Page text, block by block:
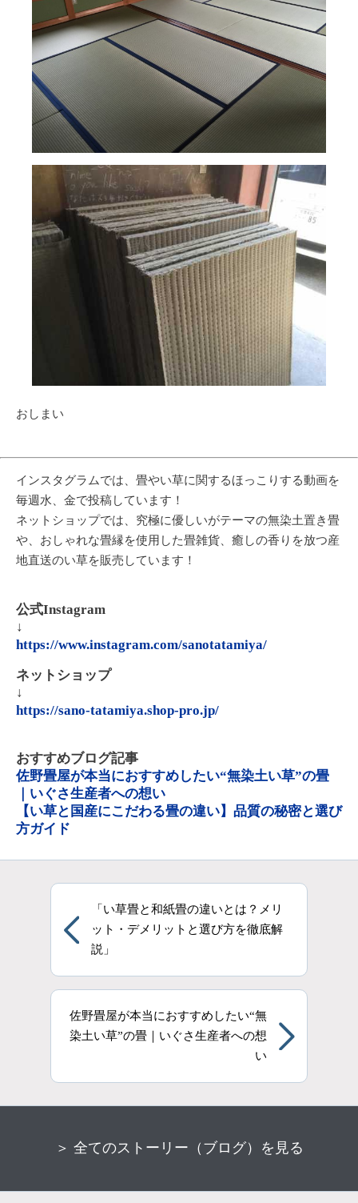
おしまい
インスタグラムでは、畳やい草に関するほっこりする動画を
毎週水、金で投稿しています！
ネットショップでは、究極に優しいがテーマの無染土置き畳
や、おしゃれな畳縁を使用した畳雑貨、癒しの香りを放つ産
地直送のい草を販売しています！
公式Instagram
↓
https://www.instagram.com/sanotatamiya/
ネットショップ
↓
https://sano-tatamiya.shop-pro.jp/
おすすめブログ記事
佐野畳屋が本当におすすめしたい“無染土い草”の畳
｜いぐさ生産者への想い
【い草と国産にこだわる畳の違い】品質の秘密と選び
方ガイド
「い草畳と和紙畳の違いとは？メリ
ット・デメリットと選び方を徹底解
説」
佐野畳屋が本当におすすめしたい“無
染土い草”の畳｜いぐさ生産者への想
い
＞ 全てのストーリー（ブログ）を見る